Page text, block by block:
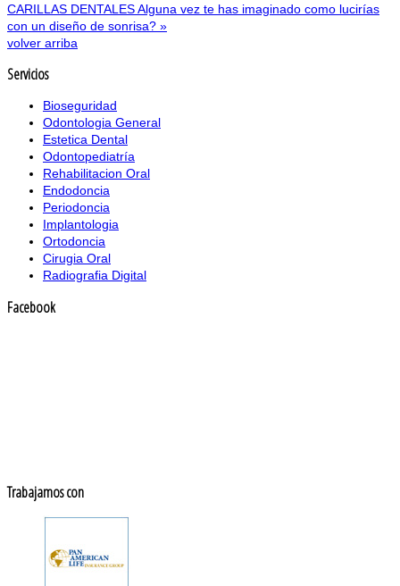
CARILLAS DENTALESAlguna vez te has imaginado como lucirías
con un diseño de sonrisa? »
volver arriba
Servicios
Bioseguridad
Odontologia General
Estetica Dental
Odontopediatría
Rehabilitacion Oral
Endodoncia
Periodoncia
Implantologia
Ortodoncia
Cirugia Oral
Radiografia Digital
Facebook
Trabajamos con